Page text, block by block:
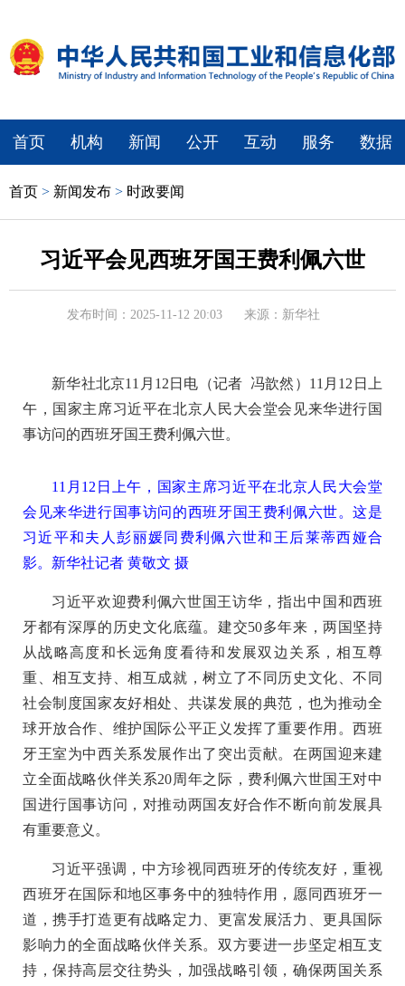
首页 机构 新闻 公开 互动 服务 数据
首页 > 新闻发布 > 时政要闻
习近平会见西班牙国王费利佩六世
发布时间：2025-11-12 20:03 来源：新华社
新华社北京11月12日电（记者 冯歆然）11月12日上
午，国家主席习近平在北京人民大会堂会见来华进行国
事访问的西班牙国王费利佩六世。
11月12日上午，国家主席习近平在北京人民大会堂
会见来华进行国事访问的西班牙国王费利佩六世。这是
习近平和夫人彭丽媛同费利佩六世和王后莱蒂西娅合
影。新华社记者 黄敬文 摄
习近平欢迎费利佩六世国王访华，指出中国和西班
牙都有深厚的历史文化底蕴。建交50多年来，两国坚持
从战略高度和长远角度看待和发展双边关系，相互尊
重、相互支持、相互成就，树立了不同历史文化、不同
社会制度国家友好相处、共谋发展的典范，也为推动全
球开放合作、维护国际公平正义发挥了重要作用。西班
牙王室为中西关系发展作出了突出贡献。在两国迎来建
立全面战略伙伴关系20周年之际，费利佩六世国王对中
国进行国事访问，对推动两国友好合作不断向前发展具
有重要意义。
习近平强调，中方珍视同西班牙的传统友好，重视
西班牙在国际和地区事务中的独特作用，愿同西班牙一
道，携手打造更有战略定力、更富发展活力、更具国际
影响力的全面战略伙伴关系。双方要进一步坚定相互支
持，保持高层交往势头，加强战略引领，确保两国关系